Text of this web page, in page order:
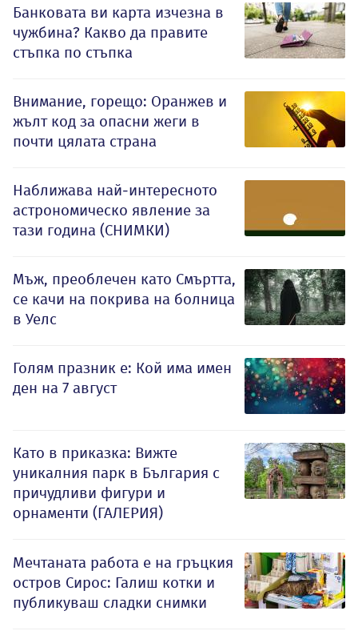
Банковата ви карта изчезна в
чужбина? Какво да правите
стъпка по стъпка
Внимание, горещо: Оранжев и
жълт код за опасни жеги в
почти цялата страна
Наближава най-интересното
астрономическо явление за
тази година (СНИМКИ)
Мъж, преоблечен като Смъртта,
се качи на покрива на болница
в Уелс
Голям празник е: Кой има имен
ден на 7 август
Като в приказка: Вижте
уникалния парк в България с
причудливи фигури и
орнаменти (ГАЛЕРИЯ)
Мечтаната работа е на гръцкия
остров Сирос: Галиш котки и
публикуваш сладки снимки